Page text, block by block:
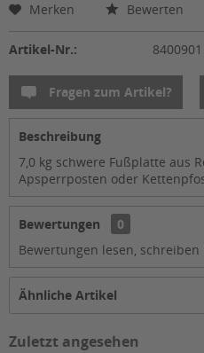
Merken Bewerten
Artikel-Nr.: 8400901
Fragen zum Artikel?
Beschreibung
7,0 kg schwere Fußplatte aus
Apsperrposten oder
Bewertungen
0
Bewertungen lesen,
Ähnliche Artikel
Zuletzt angesehen